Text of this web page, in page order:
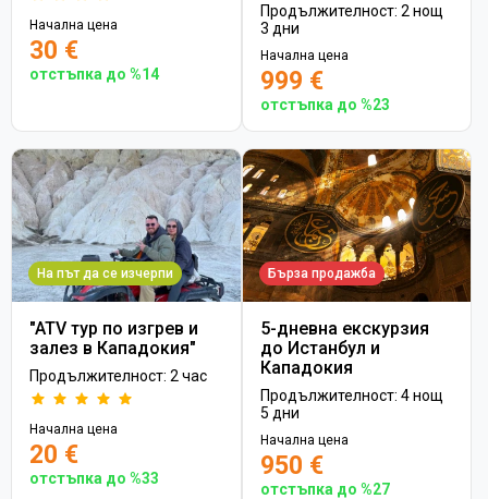
Начална цена
30 €
отстъпка до %14
Продължителност: 2 нощ
3 дни
Начална цена
999 €
отстъпка до %23
На път да се изчерпи
"ATV тур по изгрев и
залез в Кападокия"
Продължителност: 2 час
Начална цена
20 €
отстъпка до %33
Бърза продажба
5-дневна екскурзия
до Истанбул и
Кападокия
Продължителност: 4 нощ
5 дни
Начална цена
950 €
отстъпка до %27